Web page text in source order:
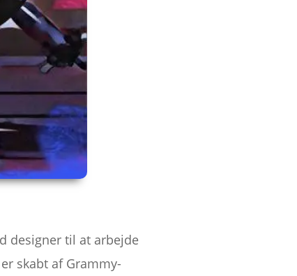
designer til at arbejde
skabt af Grammy-